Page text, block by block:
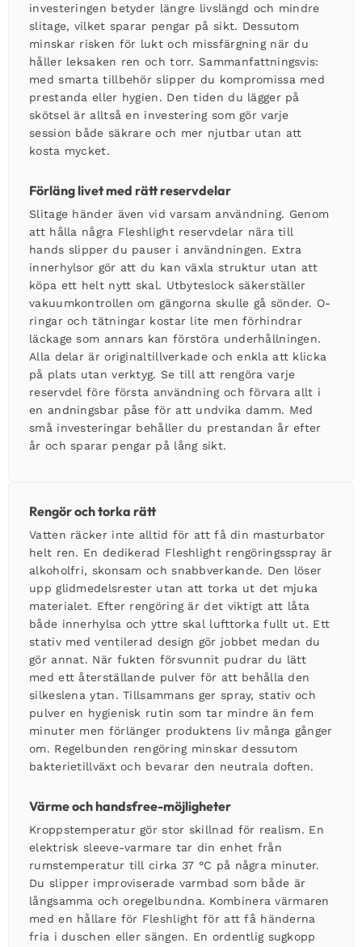
investeringen betyder längre livslängd och mindre
slitage, vilket sparar pengar på sikt. Dessutom
minskar risken för lukt och missfärgning när du
håller leksaken ren och torr. Sammanfattningsvis:
med smarta tillbehör slipper du kompromissa med
prestanda eller hygien. Den tiden du lägger på
skötsel är alltså en investering som gör varje
session både säkrare och mer njutbar utan att
kosta mycket.
Förläng livet med rätt reservdelar
Slitage händer även vid varsam användning. Genom
att hålla några Fleshlight reservdelar nära till
hands slipper du pauser i användningen. Extra
innerhylsor gör att du kan växla struktur utan att
köpa ett helt nytt skal. Utbyteslock säkerställer
vakuumkontrollen om gängorna skulle gå sönder. O-
ringar och tätningar kostar lite men förhindrar
läckage som annars kan förstöra underhållningen.
Alla delar är originaltillverkade och enkla att klicka
på plats utan verktyg. Se till att rengöra varje
reservdel före första användning och förvara allt i
en andningsbar påse för att undvika damm. Med
små investeringar behåller du prestandan år efter
år och sparar pengar på lång sikt.
Rengör och torka rätt
Vatten räcker inte alltid för att få din masturbator
helt ren. En dedikerad Fleshlight rengöringsspray är
alkoholfri, skonsam och snabbverkande. Den löser
upp glidmedelsrester utan att torka ut det mjuka
materialet. Efter rengöring är det viktigt att låta
både innerhylsa och yttre skal lufttorka fullt ut. Ett
stativ med ventilerad design gör jobbet medan du
gör annat. När fukten försvunnit pudrar du lätt
med ett återställande pulver för att behålla den
silkeslena ytan. Tillsammans ger spray, stativ och
pulver en hygienisk rutin som tar mindre än fem
minuter men förlänger produktens liv många gånger
om. Regelbunden rengöring minskar dessutom
bakterietillväxt och bevarar den neutrala doften.
Värme och handsfree-möjligheter
Kroppstemperatur gör stor skillnad för realism. En
elektrisk sleeve-varmare tar din enhet från
rumstemperatur till cirka 37 °C på några minuter.
Du slipper improviserade varmbad som både är
långsamma och oregelbundna. Kombinera värmaren
med en hållare för Fleshlight för att få händerna
fria i duschen eller sängen. En ordentlig sugkopp